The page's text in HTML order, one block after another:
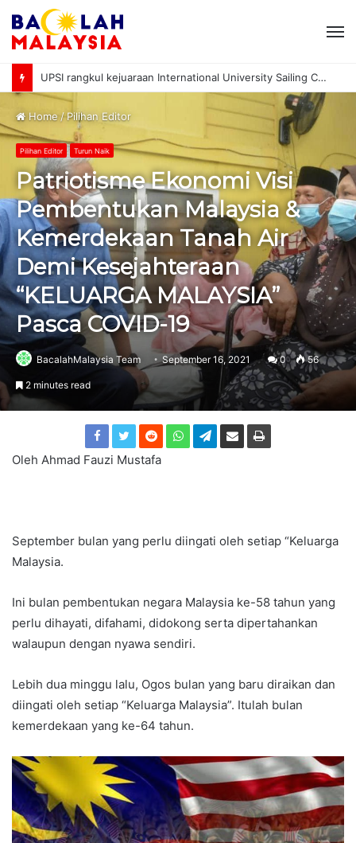
Gulf Air buka tempahan penerbangan ke KLIA menjelang F1 di Sepang
Home/Pilihan Editor
Pilihan Editor Turun Naik
Patriotisme Ekonomi Visi
Pembentukan Malaysia &
Kemerdekaan Tanah Air
Demi Kesejahteraan
“KELUARGA MALAYSIA”
Pasca COVID-19
BacalahMalaysia Team September 16, 2021 0 56
2 minutes read
Oleh Ahmad Fauzi Mustafa
September bulan yang perlu diingati oleh setiap “Keluarga
Malaysia.
Ini bulan pembentukan negara Malaysia ke-58 tahun yang
perlu dihayati, difahami, didokong serta dipertahankan
walaupun dengan nyawa sendiri.
Lebih dua minggu lalu, Ogos bulan yang baru diraikan dan
diingati oleh setiap “Keluarga Malaysia”. Itulah bulan
kemerdekaan yang ke-64 tahun.